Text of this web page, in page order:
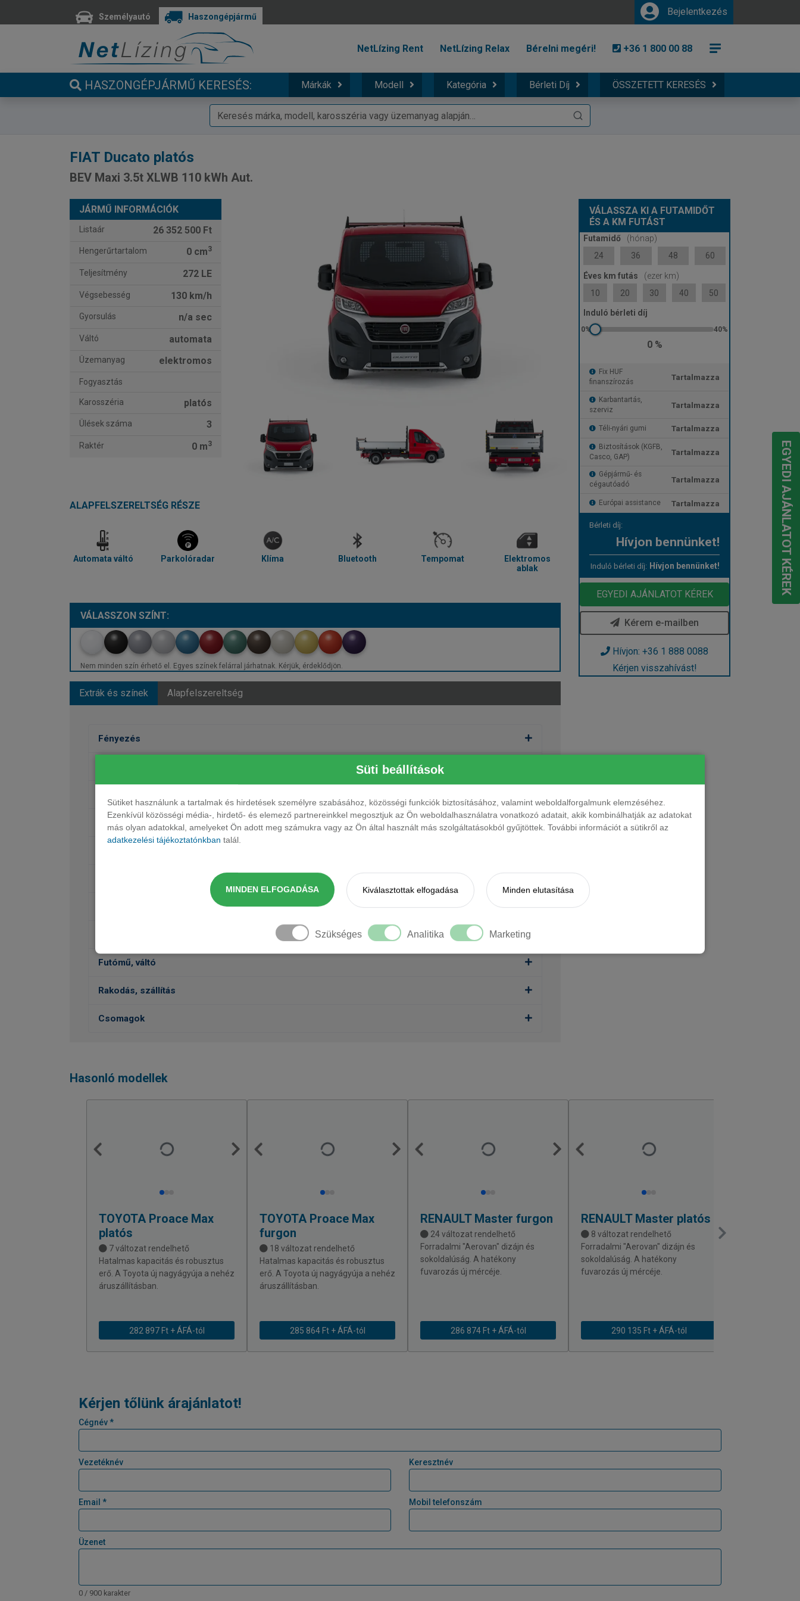
Süti beállítások
Sütiket használunk a tartalmak és hirdetések személyre szabásához, közösségi funkciók biztosításához, valamint weboldalforgalmunk elemzéséhez.
Ezenkívül közösségi média-, hirdető- és elemező partnereinkkel megosztjuk az Ön weboldalhasználatra vonatkozó adatait, akik kombinálhatják az adatokat
más olyan adatokkal, amelyeket Ön adott meg számukra vagy az Ön által használt más szolgáltatásokból gyűjtöttek. További információt a sütikről az
adatkezelési tájékoztatónkban talál.
MINDEN ELFOGADÁSA Kiválasztottak elfogadása Minden elutasítása
Szükséges Analitika Marketing
Személyautó Haszongépjármű Bejelentkezés
NetLízing Rent NetLízing Relax Bérelni megéri! +36 1 800 00 88
HASZONGÉPJÁRMŰ KERESÉS: Márkák Modell Kategória Bérleti Díj ÖSSZETETT KERESÉS
FIAT Ducato platós
BEV Maxi 3.5t XLWB 110 kWh Aut.
JÁRMŰ INFORMÁCIÓK
Listaár 26 352 500 Ft
Hengerűrtartalom 0 cm3
Teljesítmény 272 LE
Végsebesség 130 km/h
Gyorsulás n/a sec
Váltó automata
Üzemanyag elektromos
Fogyasztás
Karosszéria platós
Ülések száma 3
Raktér 0 m3
ALAPFELSZERELTSÉG RÉSZE
Automata váltó Parkolóradar Klíma Bluetooth Tempomat
Elektromos
ablak
VÁLASSZON SZÍNT:
Nem minden szín érhető el. Egyes színek felárral járhatnak. Kérjük, érdeklődjön.
Extrák és színek Alapfelszereltség
Fényezés
Audió, Kommunikáció, Navigáció
Futómű, váltó
Rakodás, szállítás
Csomagok
VÁLASSZA KI A FUTAMIDŐT
ÉS A KM FUTÁST
Futamidő
(hónap)
24
36 48 60
Éves km futás
(ezer km)
10
20 30 40 50
Induló bérleti díj
0 %
Fix HUF
finanszírozás
Tartalmazza
Karbantartás,
szerviz
Tartalmazza
Téli-nyári gumi Tartalmazza
Biztosítások (KGFB,
Casco, GAP)
Tartalmazza
Gépjármű- és
cégautóadó
Tartalmazza
Európai assistance Tartalmazza
Bérleti díj:
Hívjon bennünket!
Induló bérleti díj: Hívjon bennünket!
EGYEDI AJÁNLATOT KÉREK
Kérem e-mailben
Hívjon: +36 1 888 0088
Kérjen visszahívást!
Hasonló modellek
TOYOTA Proace Max
platós
7 változat rendelhető
Hatalmas kapacitás és robusztus
erő. A Toyota új nagyágyúja a nehéz
áruszállításban.
282 897 Ft + ÁFÁ-tól
TOYOTA Proace Max
furgon
18 változat rendelhető
Hatalmas kapacitás és robusztus
erő. A Toyota új nagyágyúja a nehéz
áruszállításban.
285 864 Ft + ÁFÁ-tól
RENAULTMaster furgon
24 változat rendelhető
Forradalmi "Aerovan" dizájn és
sokoldalúság. A hatékony
fuvarozás új mércéje.
286 874 Ft + ÁFÁ-tól
RENAULTMaster platós
8 változat rendelhető
Forradalmi "Aerovan" dizájn és
sokoldalúság. A hatékony
fuvarozás új mércéje.
290 135 Ft + ÁFÁ-tól
Kérjen tőlünk árajánlatot!
Cégnév *
Vezetéknév Keresztnév
Email * Mobil telefonszám
Üzenet
0 / 900 karakter
EGYEDI AJÁNLATOT KÉREK